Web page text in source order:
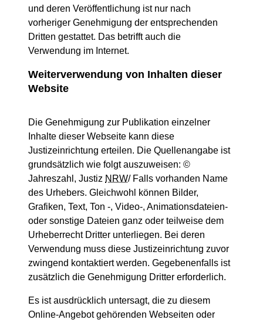
und deren Veröffentlichung ist nur nach
vorheriger Genehmigung der entsprechenden
Dritten gestattet. Das betrifft auch die
Verwendung im Internet.
Weiterverwendung von Inhalten dieser
Website
Die Genehmigung zur Publikation einzelner
Inhalte dieser Webseite kann diese
Justizeinrichtung erteilen. Die Quellenangabe ist
grundsätzlich wie folgt auszuweisen: ©
Jahreszahl, Justiz NRW/ Falls vorhanden Name
des Urhebers. Gleichwohl können Bilder,
Grafiken, Text, Ton -, Video-, Animationsdateien-
oder sonstige Dateien ganz oder teilweise dem
Urheberrecht Dritter unterliegen. Bei deren
Verwendung muss diese Justizeinrichtung zuvor
zwingend kontaktiert werden. Gegebenenfalls ist
zusätzlich die Genehmigung Dritter erforderlich.
Es ist ausdrücklich untersagt, die zu diesem
Online-Angebot gehörenden Webseiten oder